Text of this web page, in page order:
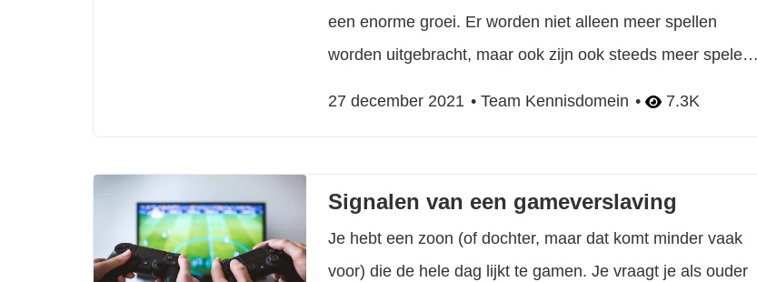
een enorme groei. Er worden niet alleen meer spellen
worden uitgebracht, maar ook zijn ook steeds meer spelers
27 december 2021 Team Kennisdomein 7.3K
Signalen van een gameverslaving
Je hebt een zoon (of dochter, maar dat komt minder vaak
voor) die de hele dag lijkt te gamen. Je vraagt je als ouder